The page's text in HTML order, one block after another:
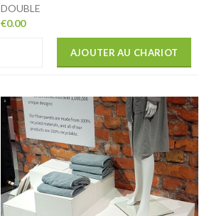
DOUBLE
€0.00
AJOUTER AU CHARIOT